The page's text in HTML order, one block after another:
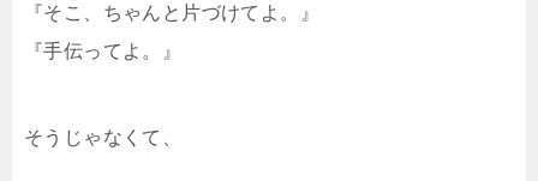
『そこ、ちゃんと片づけてよ。』
『手伝ってよ。』
そうじゃなくて、